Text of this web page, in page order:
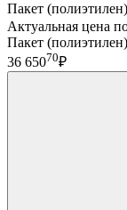
Пакет
Актуальная цена
Пакет
36 65070₽